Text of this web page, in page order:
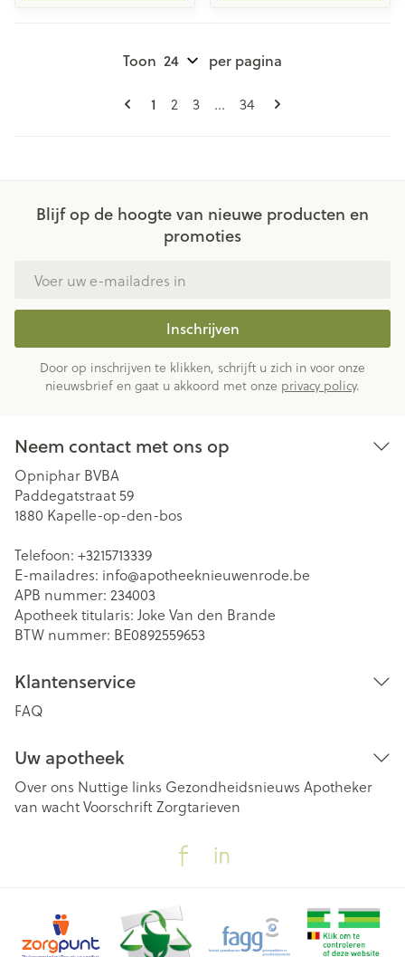
Pagina's
U lees momenteel pagina
1 Pagina
2 Pagina
3 ... Pagina
34
Toon per pagina
Blijf op de hoogte van nieuwe producten en
promoties
Inschrijven
Door op inschrijven te klikken, schrijft u zich in voor onze
nieuwsbrief en gaat u akkoord met onze privacy policy.
Neem contact met ons op
Opniphar BVBA
Paddegatstraat 59
1880 Kapelle-op-den-bos
Telefoon: +3215713339
E-mailadres: info@apotheeknieuwenrode.be
APB nummer: 234003
Apotheek titularis: Joke Van den Brande
BTW nummer: BE0892559653
Klantenservice
FAQ
Uw apotheek
Over ons Nuttige links Gezondheidsnieuws Apotheker
van wachtVoorschriftZorgtarieven